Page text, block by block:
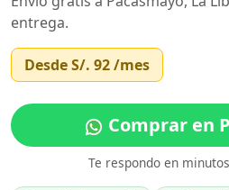
entrega.
DesdeS/. 92/mes
Comprar en
Te respondo en